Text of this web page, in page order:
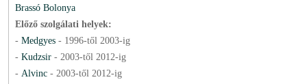
Brassó Bolonya
Előző szolgálati helyek:
- Medgyes - 1996-től 2003-ig
- Kudzsir - 2003-től 2012-ig
- Alvinc- 2003-től 2012-ig